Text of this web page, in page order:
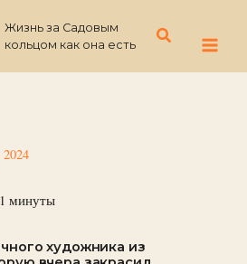
Жизнь за Садовым
кольцом как она есть
Поиск
минуты
художника из